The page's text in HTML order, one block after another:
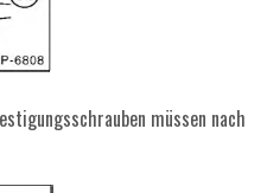
müssen nach